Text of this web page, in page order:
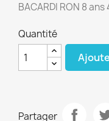
BACARDI RON 8 ans
Quantité
Partager